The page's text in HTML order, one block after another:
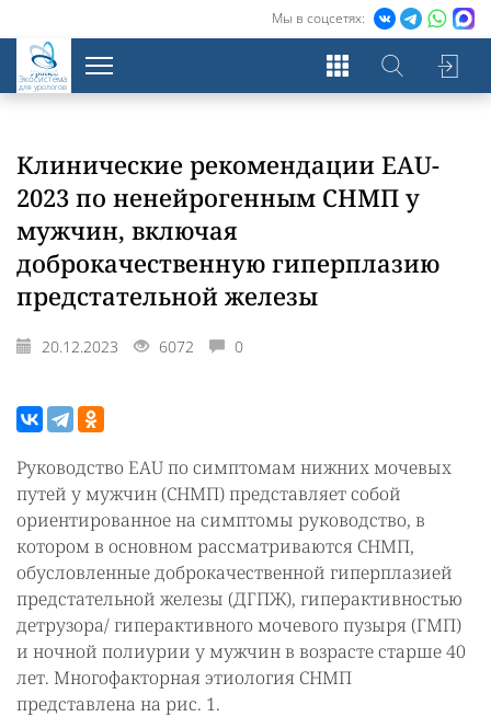
Мы в соцсетях:
Экосистема
для урологов
Клинические рекомендации EAU-
2023 по ненейрогенным СНМП у
мужчин, включая
доброкачественную гиперплазию
предстательной железы
20.12.2023 6072 0
Руководство EAU по симптомам нижних мочевых
путей у мужчин (СНМП) представляет собой
ориентированное на симптомы руководство, в
котором в основном рассматриваются СНМП,
обусловленные доброкачественной гиперплазией
предстательной железы (ДГПЖ), гиперактивностью
детрузора/ гиперактивного мочевого пузыря (ГМП)
и ночной полиурии у мужчин в возрасте старше 40
лет. Многофакторная этиология СНМП
представлена на рис. 1.